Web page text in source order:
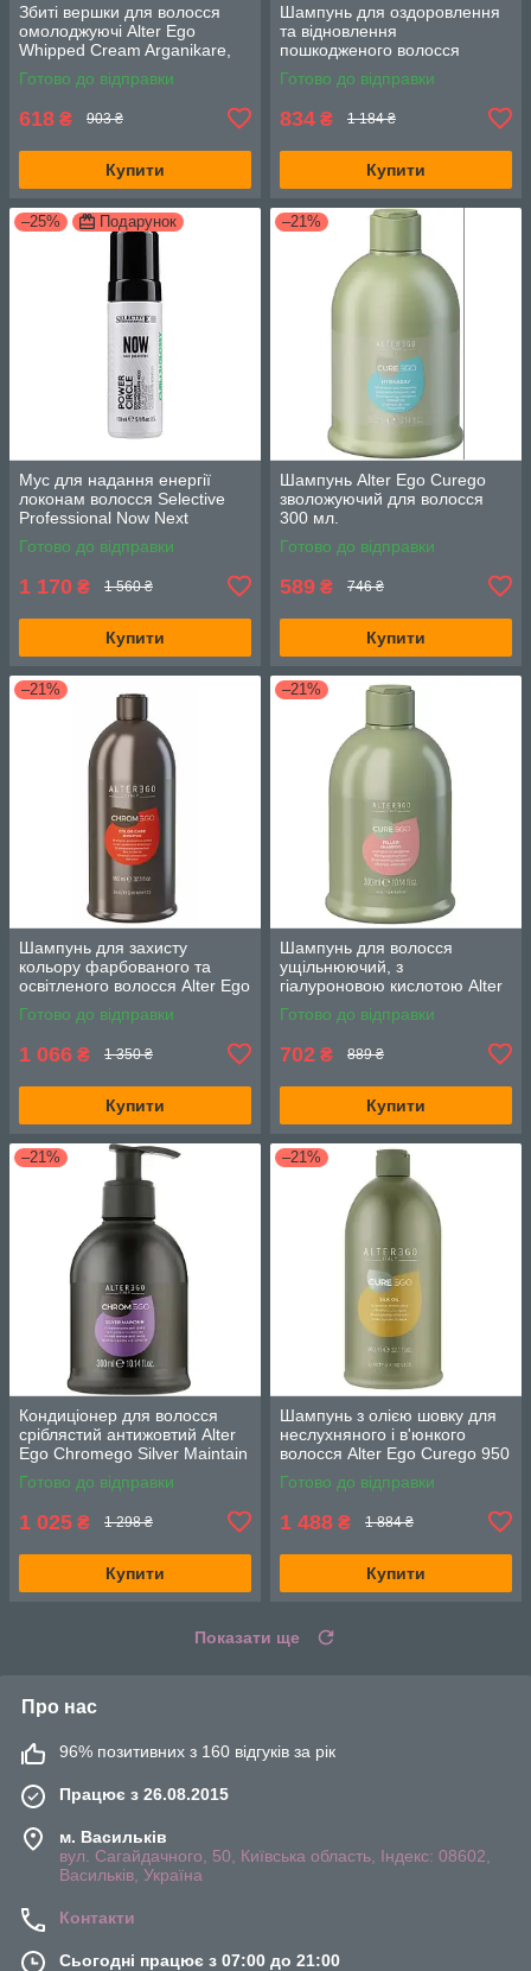
Збиті вершки для волосся
омолоджуючі Alter Ego
Whipped Cream Arganikare,
200 мл
Готово до відправки
618 ₴ 903 ₴
Купити
Шампунь для оздоровлення
та відновлення
пошкодженого волосся
BBCOS Revival 7/1 250 мл
Готово до відправки
834 ₴ 1 184 ₴
Купити
–25% Подарунок
Мус для надання енергії
локонам волосся Selective
Professional Now Next
Generation Power Circle 150
мл.
Готово до відправки
1 170 ₴ 1 560 ₴
Купити
–21%
Шампунь Alter Ego Curego
зволожуючий для волосся
300 мл.
Готово до відправки
589 ₴ 746 ₴
Купити
–21%
Шампунь для захисту
кольору фарбованого та
освітленого волосся Alter Ego
Chromego 950 мл.
Готово до відправки
1 066 ₴ 1 350 ₴
Купити
–21%
Шампунь для волосся
ущільнюючий, з
гіалуроновою кислотою Alter
Ego Curego Filler 300 мл.
Готово до відправки
702 ₴ 889 ₴
Купити
–21%
Кондиціонер для волосся
сріблястий антижовтий Alter
Ego Chromego Silver Maintain
Conditioner 300мл
Готово до відправки
1 025 ₴ 1 298 ₴
Купити
–21%
Шампунь з олією шовку для
неслухняного і в'юнкого
волосся Alter Ego Curego 950
мл.
Готово до відправки
1 488 ₴ 1 884 ₴
Купити
Показати ще
Про нас
96% позитивних з 160 відгуків за рік
Працює з 26.08.2015
м. Васильків
вул. Сагайдачного, 50, Київська область, Індекс: 08602,
Васильків, Україна
Контакти
Сьогодні працює з 07:00 до 21:00